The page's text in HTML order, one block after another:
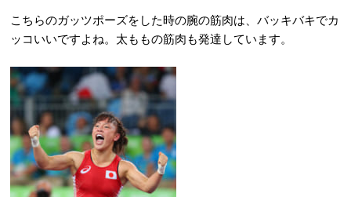
こちらのガッツポーズをした時の腕の筋肉は、バッキバキでカ
ッコいいですよね。太ももの筋肉も発達しています。